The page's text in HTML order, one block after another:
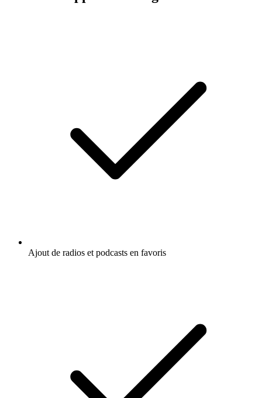
Ajout de radios et podcasts en favoris